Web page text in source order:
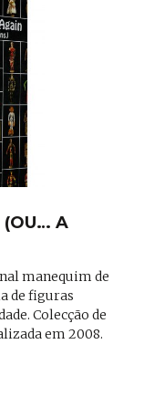
(OU… A
manequim de
de figuras
Colecção de
em 2008.